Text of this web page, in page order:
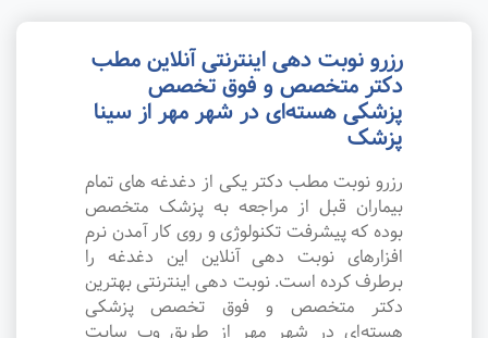
رزرو نوبت دهی اینترنتی آنلاین مطب
دکتر متخصص و فوق تخصص
پزشکی هسته‌ای در شهر مهر از سینا
پزشک
رزرو نوبت مطب دکتر یکی از دغدغه های تمام
بیماران قبل از مراجعه به پزشک متخصص
بوده که پیشرفت تکنولوژی و روی کار آمدن نرم
افزارهای نوبت دهی آنلاین این دغدغه را
برطرف کرده است. نوبت دهی اینترنتی بهترین
دکتر متخصص و فوق تخصص پزشکی
هسته‌ای در شهر مهر از طریق وب سایت